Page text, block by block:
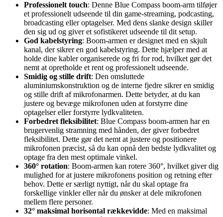
Professionelt touch: Denne Blue Compass boom-arm tilføjer
et professionelt udseende til din game-streaming, podcasting,
broadcasting eller optagelser. Med dens slanke design skiller
den sig ud og giver et sofistikeret udseende til dit setup.
God kabelstyring: Boom-armen er designet med en skjult
kanal, der sikrer en god kabelstyring. Dette hjælper med at
holde dine kabler organiserede og fri for rod, hvilket gør det
nemt at opretholde et rent og professionelt udseende.
Smidig og stille drift: Den omsluttede
aluminiumskonstruktion og de interne fjedre sikrer en smidig
og stille drift af mikrofonarmen. Dette betyder, at du kan
justere og bevæge mikrofonen uden at forstyrre dine
optagelser eller forstyrre lydkvaliteten.
Forbedret fleksibilitet: Blue Compass boom-armen har en
brugervenlig stramning med hånden, der giver forbedret
fleksibilitet. Dette gør det nemt at justere og positionere
mikrofonen præcist, så du kan opnå den bedste lydkvalitet og
optage fra den mest optimale vinkel.
360° rotation: Boom-armen kan rotere 360°, hvilket giver dig
mulighed for at justere mikrofonens position og retning efter
behov. Dette er særligt nyttigt, når du skal optage fra
forskellige vinkler eller når du ønsker at dele mikrofonen
mellem flere personer.
32° maksimal horisontal rækkevidde: Med en maksimal